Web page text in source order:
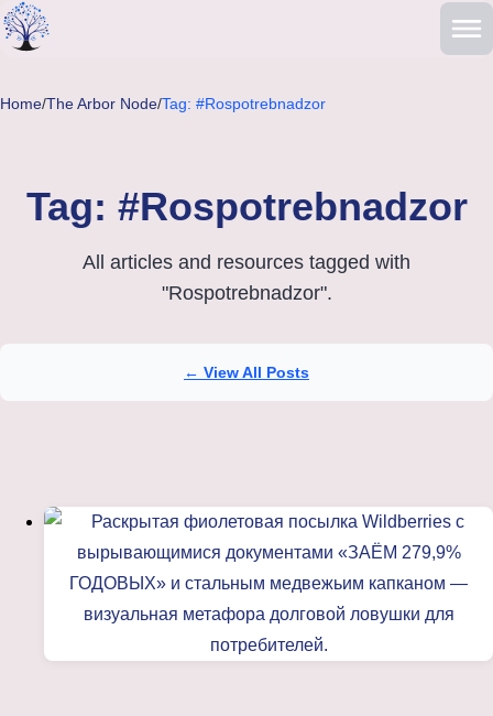
Skip to main content
Home/The Arbor Node/Tag: #Rospotrebnadzor
Tag: #Rospotrebnadzor
All articles and resources tagged with
"Rospotrebnadzor".
← View All Posts